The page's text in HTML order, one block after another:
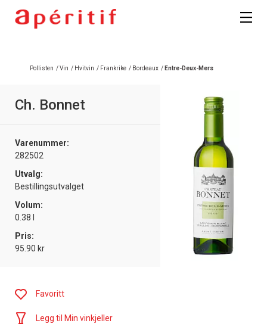
Pollisten /Vin / Hvitvin / Frankrike / Bordeaux / Entre-Deux-Mers
Ch. Bonnet
Varenummer:
282502
Utvalg:
Bestillingsutvalget
Volum:
0.38 l
Pris:
95.90 kr
Favoritt
Legg til Min vinkjeller